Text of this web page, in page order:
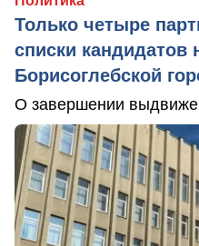
Только четыре
списки
Борисоглебской
О завершении